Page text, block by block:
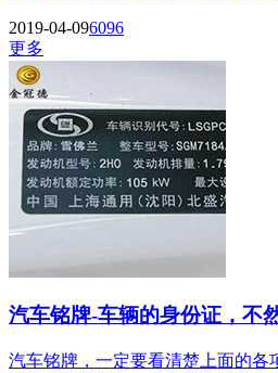
2019-04-096096
更多
汽车铭牌-车辆的身份证，不
汽车铭牌，一定要看清楚上面的各